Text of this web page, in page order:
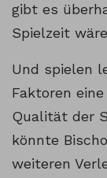
gibt es
Spielzeit
Und spielen
Faktoren
Qualität der
könnte
weiteren